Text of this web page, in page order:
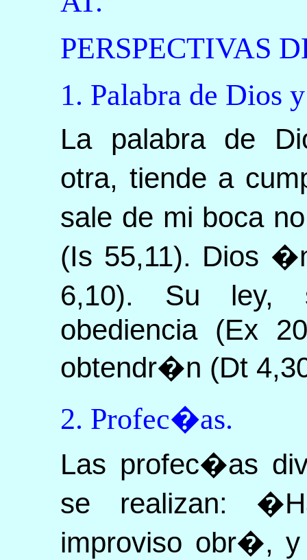
PERSPECTIVAS
1. Palabra de Dios
La palabra de
otra, tiende a
sale de mi boca
(Is 55,11). Dios
6,10). Su ley,
obediencia (Ex
obtendr�n (Dt
2. Profec�as.
Las profec�as
se realizan:
improviso obr�,